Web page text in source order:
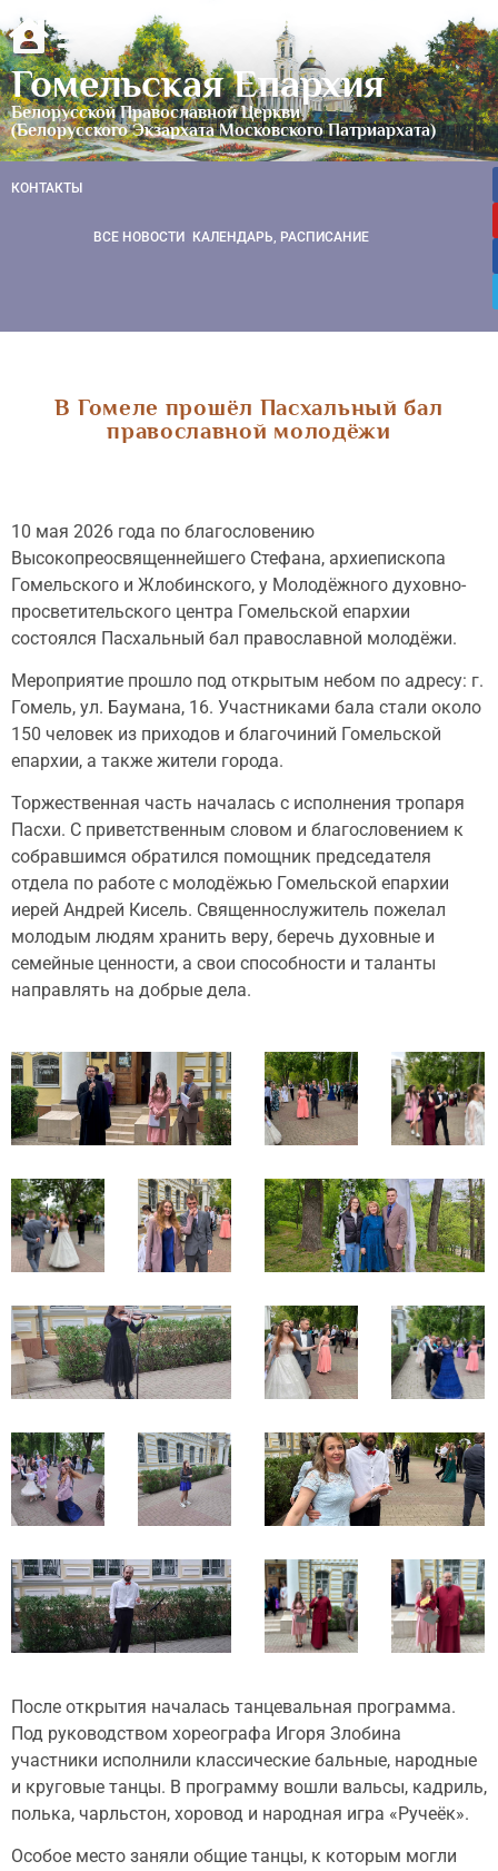
Гомельская Епархия
Белорусской Православной Церкви
(Белорусского Экзархата Московского Патриархата)
КОНТАКТЫ
ВСЕ НОВОСТИ КАЛЕНДАРЬ, РАСПИСАНИЕ
В Гомеле прошёл Пасхальный бал
православной молодёжи
10 мая 2026 года по благословению
Высокопреосвященнейшего Стефана, архиепископа
Гомельского и Жлобинского, у Молодёжного духовно-
просветительского центра Гомельской епархии
состоялся Пасхальный бал православной молодёжи.
Мероприятие прошло под открытым небом по адресу: г.
Гомель, ул. Баумана, 16. Участниками бала стали около
150 человек из приходов и благочиний Гомельской
епархии, а также жители города.
Торжественная часть началась с исполнения тропаря
Пасхи. С приветственным словом и благословением к
собравшимся обратился помощник председателя
отдела по работе с молодёжью Гомельской епархии
иерей Андрей Кисель. Священнослужитель пожелал
молодым людям хранить веру, беречь духовные и
семейные ценности, а свои способности и таланты
направлять на добрые дела.
После открытия началась танцевальная программа.
Под руководством хореографа Игоря Злобина
участники исполнили классические бальные, народные
и круговые танцы. В программу вошли вальсы, кадриль,
полька, чарльстон, хоровод и народная игра «Ручеёк».
Особое место заняли общие танцы, к которым могли